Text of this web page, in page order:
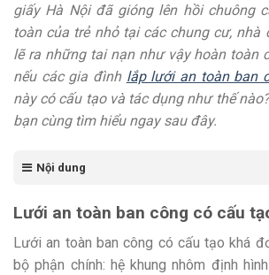
giấy Hà Nội đã gióng lên hồi chuông
toàn của trẻ nhỏ tại các chung cư, nhà
lẽ ra những tai nạn như vậy hoàn toàn
nếu các gia đình lắp lưới an toàn ban
này có cấu tạo và tác dụng như thế
bạn cùng tìm hiểu ngay sau đây.
Nội dung
Lưới an toàn ban công có cấu
Lưới an toàn ban công có cấu tạo khá
bộ phận chính: hệ khung nhôm định